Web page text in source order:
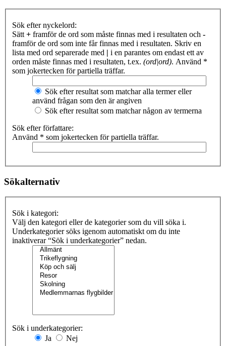
Sök efter nyckelord:
Sätt + framför de ord som måste finnas med i resultaten och -
framför de ord som inte får finnas med i resultaten. Skriv en
lista med ord separerade med | i en parantes om endast ett av
orden måste finnas med i resultaten, t.ex. (ord|ord). Använd *
som jokertecken för partiella träffar.
Sök efter resultat som matchar alla termer eller
använd frågan som den är angiven
Sök efter resultat som matchar någon av termerna
Sök efter författare:
Använd * som jokertecken för partiella träffar.
Sökalternativ
Sök i kategori:
Välj den kategori eller de kategorier som du vill söka i.
Underkategorier söks igenom automatiskt om du inte
inaktiverar “Sök i underkategorier” nedan.
Sök i underkategorier:
Ja
Nej